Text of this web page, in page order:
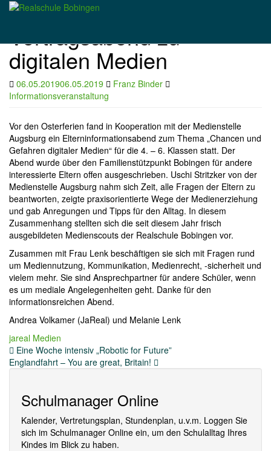
Skip
content
Vortragsabend zu
digitalen Medien
06.05.201906.05.2019
Franz Binder
Informationsveranstaltung
Vor den Osterferien fand in Kooperation mit der Medienstelle
Augsburg ein Elterninformationsabend zum Thema „Chancen und
Gefahren digitaler Medien“ für die 4. – 6. Klassen statt. Der
Abend wurde über den Familienstützpunkt Bobingen für andere
interessierte Eltern offen ausgeschrieben. Uschi Stritzker von der
Medienstelle Augsburg nahm sich Zeit, alle Fragen der Eltern zu
beantworten, zeigte praxisorientierte Wege der Medienerziehung
und gab Anregungen und Tipps für den Alltag. In diesem
Zusammenhang stellten sich die seit diesem Jahr frisch
ausgebildeten Medienscouts der Realschule Bobingen vor.
Zusammen mit Frau Lenk beschäftigen sie sich mit Fragen rund
um Mediennutzung, Kommunikation, Medienrecht, -sicherheit und
vielem mehr. Sie sind Ansprechpartner für andere Schüler, wenn
es um mediale Angelegenheiten geht. Danke für den
informationsreichen Abend.
Andrea Volkamer (JaReal) und Melanie Lenk
jareal Medien
Beitragsnavigation
Eine Woche intensiv „Robotic for Future”
Englandfahrt – You are great, Britain!
Schulmanager Online
Kalender, Vertretungsplan, Stundenplan, u.v.m. Loggen Sie
sich im Schulmanager Online ein, um den Schulalltag Ihres
Kindes im Blick zu haben.